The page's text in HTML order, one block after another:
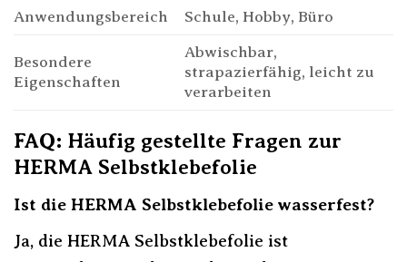
Anwendungsbereich Schule, Hobby, Büro
Besondere
Eigenschaften
Abwischbar,
strapazierfähig, leicht zu
verarbeiten
FAQ: Häufig gestellte Fragen zur
HERMA Selbstklebefolie
Ist die HERMA Selbstklebefolie wasserfest?
Ja, die HERMA Selbstklebefolie ist